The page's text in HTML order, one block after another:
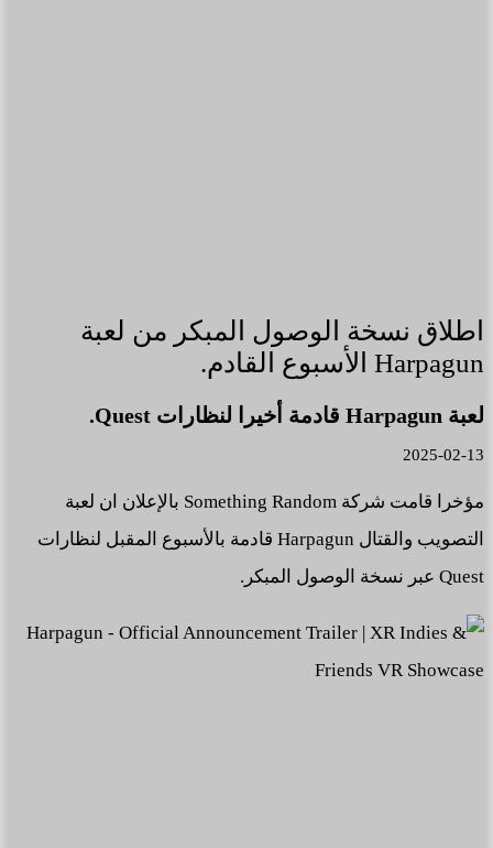
اطلاق نسخة الوصول المبكر من لعبة
Harpagun الأسبوع القادم.
لعبة Harpagun قادمة أخيرا لنظارات Quest.
2025-02-13
مؤخرا قامت شركة Something Random بالإعلان ان لعبة
التصويب والقتال Harpagun قادمة بالأسبوع المقبل لنظارات
Quest عبر نسخة الوصول المبكر.